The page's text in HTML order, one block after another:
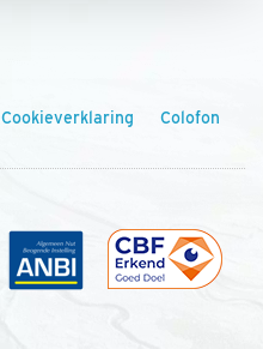
Cookieverklaring Colofon